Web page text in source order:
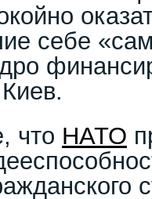
себе
что НАТО